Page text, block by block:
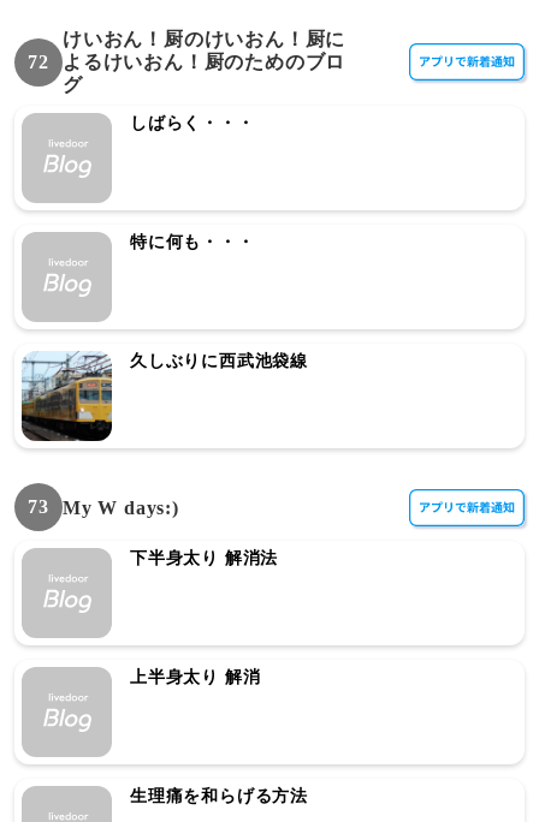
72
けいおん！厨のけいおん！厨に
よるけいおん！厨のためのブロ
グ
しばらく・・・
特に何も・・・
久しぶりに西武池袋線
73 My W days:)
下半身太り 解消法
上半身太り 解消
生理痛を和らげる方法